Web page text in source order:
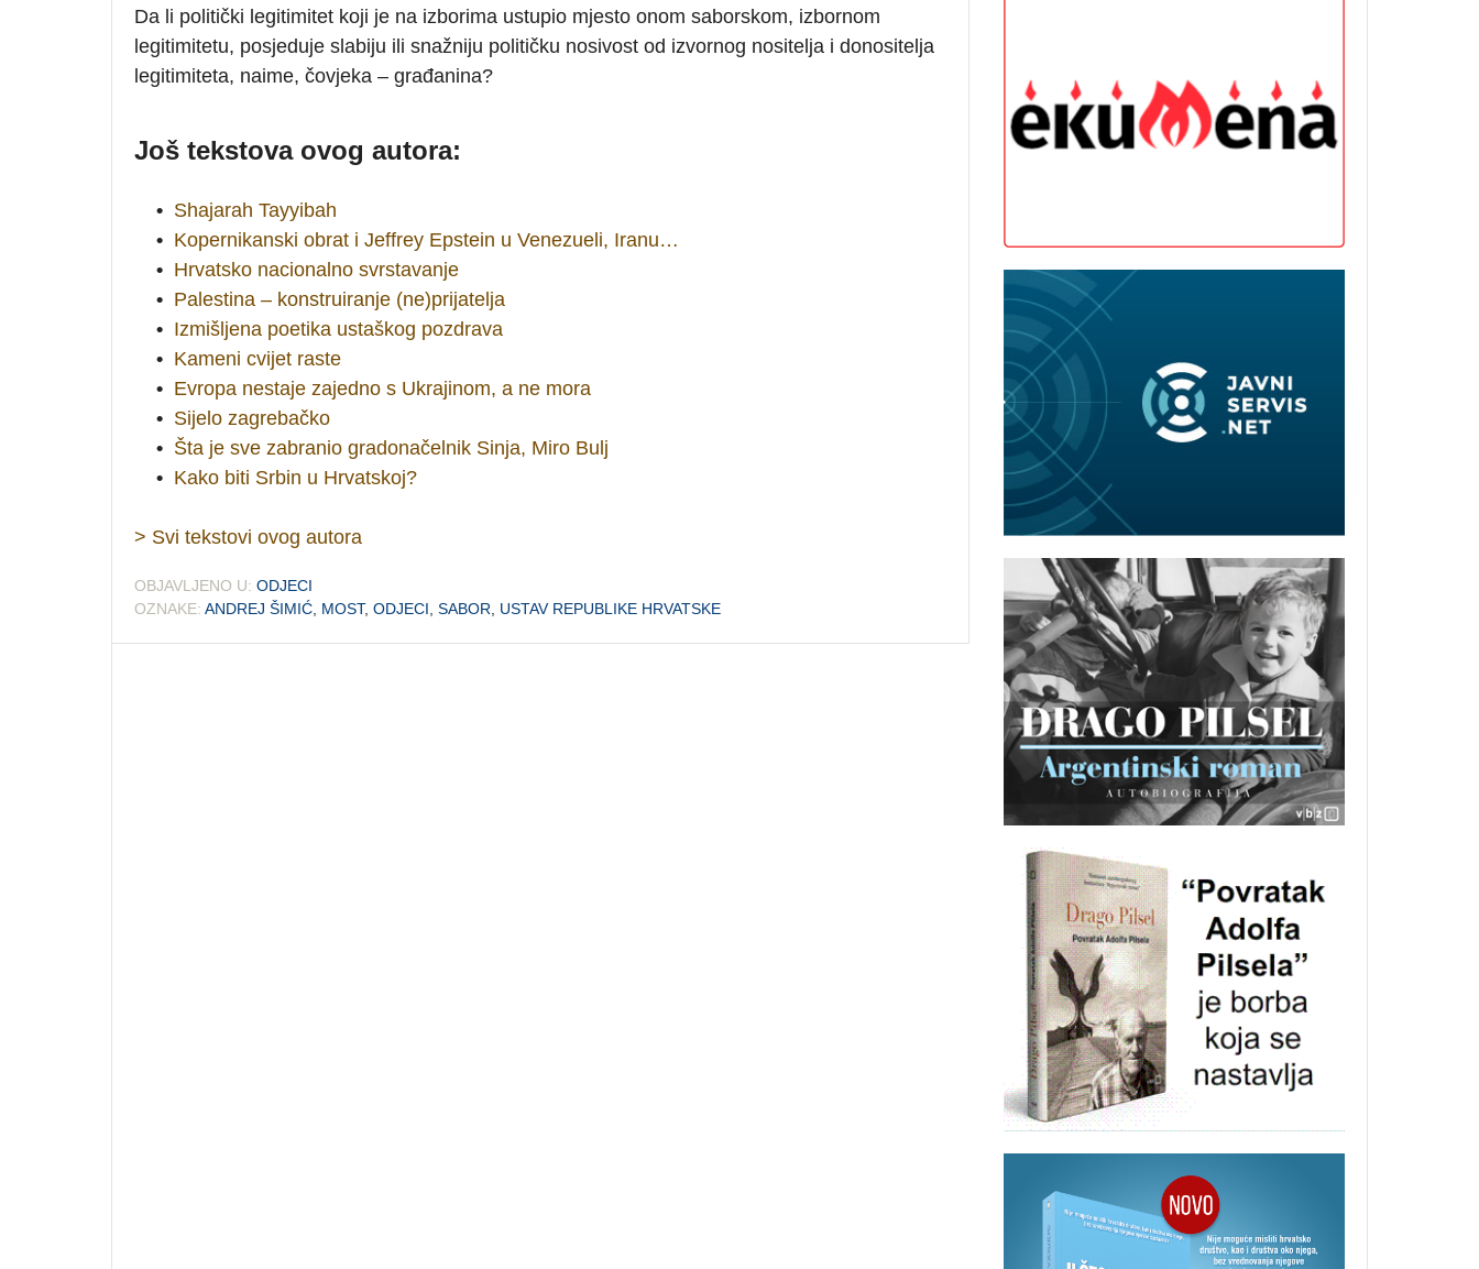
Da li politički legitimitet koji je na izborima ustupio mjesto onom saborskom, izbornom
legitimitetu, posjeduje slabiju ili snažniju političku nosivost od izvornog nositelja i donositelja
legitimiteta, naime, čovjeka – građanina?
Još tekstova ovog autora:
• Shajarah Tayyibah
• Kopernikanski obrat i Jeffrey Epstein u Venezueli, Iranu…
• Hrvatsko nacionalno svrstavanje
• Palestina – konstruiranje (ne)prijatelja
• Izmišljena poetika ustaškog pozdrava
• Kameni cvijet raste
• Evropa nestaje zajedno s Ukrajinom, a ne mora
• Sijelo zagrebačko
• Šta je sve zabranio gradonačelnik Sinja, Miro Bulj
• Kako biti Srbin u Hrvatskoj?
> Svi tekstovi ovog autora
OBJAVLJENO U: ODJECI
OZNAKE: ANDREJ ŠIMIĆ MOST, ODJECI SABOR USTAV REPUBLIKE HRVATSKE